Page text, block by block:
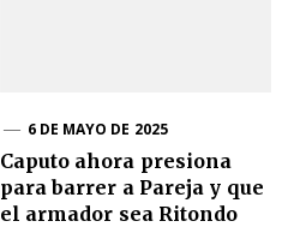
6 DE MAYO DE 2025
Caputo ahora presiona
para barrer a Pareja y que
el armador sea Ritondo